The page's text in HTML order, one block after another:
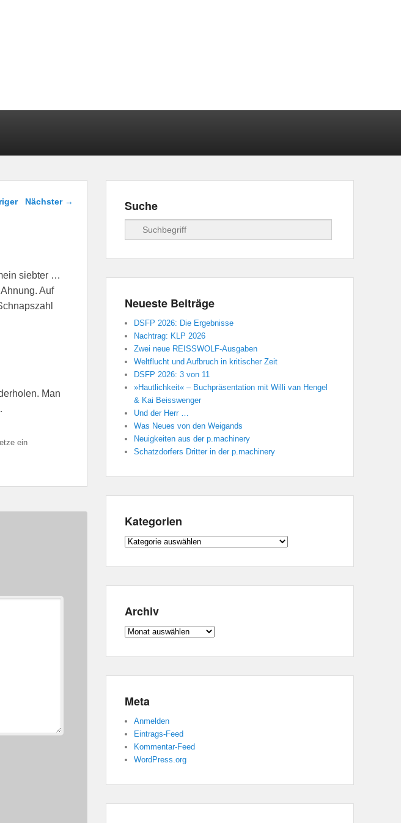
Nächster →
siebter …
Auf
Man
ein
Suche
Suchen
Neueste Beiträge
DSFP 2026: Die Ergebnisse
Nachtrag: KLP 2026
Zwei neue REISSWOLF-Ausgaben
Weltflucht und Aufbruch in kritischer Zeit
DSFP 2026: 3 von 11
»Hautlichkeit« – Buchpräsentation mit Willi van Hengel
& Kai Beisswenger
Und der Herr …
Was Neues von den Weigands
Neuigkeiten aus der p.machinery
Schatzdorfers Dritter in der p.machinery
Kategorien
Kategorien
Archiv
Archiv
Meta
Anmelden
Eintrags-Feed
Kommentar-Feed
WordPress.org